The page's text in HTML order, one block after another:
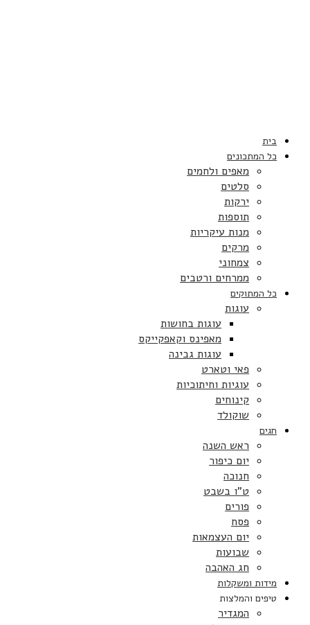
בית
כל המתכונים
מאפים ולחמים
סלטים
ירקות
תוספות
מנות עיקריות
מרקים
צמחוני
ממרחים ורטבים
כל המתוקים
עוגות
עוגות בחושות
מאפינס וקאפקייקס
עוגות גבינה
פאי וטארט
עוגיות וחיתוכיות
קינוחים
שוקולד
חגים
ראש השנה
יום כיפור
חנוכה
ט”ו בשבט
פורים
פסח
יום העצמאות
שבועות
חג האהבה
מידות ומשקלות
טיפים והמלצות
המגדיר